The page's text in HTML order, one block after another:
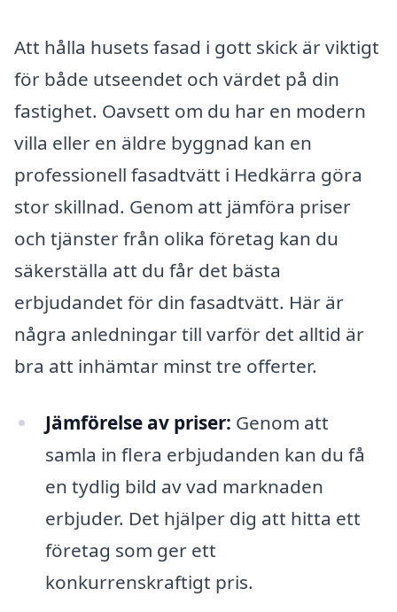
Att hålla husets fasad i gott skick är viktigt
för både utseendet och värdet på din
fastighet. Oavsett om du har en modern
villa eller en äldre byggnad kan en
professionell fasadtvätt i Hedkärra göra
stor skillnad. Genom att jämföra priser
och tjänster från olika företag kan du
säkerställa att du får det bästa
erbjudandet för din fasadtvätt. Här är
några anledningar till varför det alltid är
bra att inhämtar minst tre offerter.
Jämförelse av priser: Genom att
samla in flera erbjudanden kan du få
en tydlig bild av vad marknaden
erbjuder. Det hjälper dig att hitta ett
företag som ger ett
konkurrenskraftigt pris.